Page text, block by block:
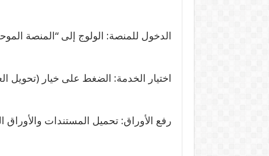
الدخول للمنصة: الولوج إلى “المنصة
اختيار الخدمة: الضغط على خيار (تحويل
رفع الأوراق: تحميل المستندات والأوراق